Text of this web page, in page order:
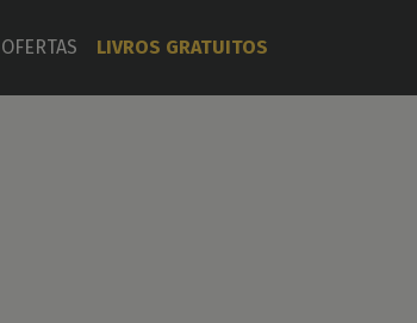
OFERTAS LIVROS GRATUITOS